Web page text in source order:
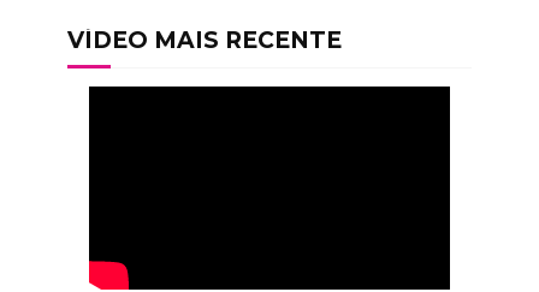
VÍDEO MAIS RECENTE